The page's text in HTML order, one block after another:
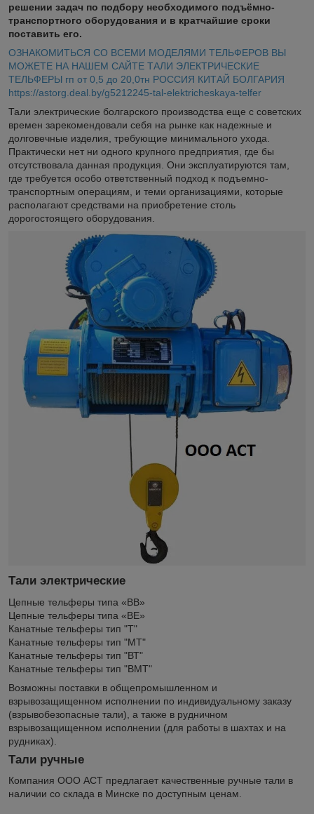
решении задач по подбору необходимого подъёмно-
транспортного оборудования и в кратчайшие сроки
поставить его.
ОЗНАКОМИТЬСЯ СО ВСЕМИ МОДЕЛЯМИ ТЕЛЬФЕРОВ ВЫ
МОЖЕТЕ НА НАШЕМ САЙТЕ ТАЛИ ЭЛЕКТРИЧЕСКИЕ
ТЕЛЬФЕРЫ гп от 0,5 до 20,0тн РОССИЯ КИТАЙ БОЛГАРИЯ
https://astorg.deal.by/g5212245-tal-elektricheskaya-telfer
Тали электрические болгарского производства еще с советских
времен зарекомендовали себя на рынке как надежные и
долговечные изделия, требующие минимального ухода.
Практически нет ни одного крупного предприятия, где бы
отсутствовала данная продукция. Они эксплуатируются там,
где требуется особо ответственный подход к подъемно-
транспортным операциям, и теми организациями, которые
располагают средствами на приобретение столь
дорогостоящего оборудования.
Тали электрические
Цепные тельферы типа «ВВ»
Цепные тельферы типа «ВE»
Канатные тельферы тип "Т"
Канатные тельферы тип "МТ"
Канатные тельферы тип "ВТ"
Канатные тельферы тип "ВМТ"
Возможны поставки в общепромышленном и
взрывозащищенном исполнении по индивидуальному заказу
(взрывобезопасные тали), а также в рудничном
взрывозащищенном исполнении (для работы в шахтах и на
рудниках).
Тали ручные
Компания ООО АСТ предлагает качественные ручные тали в
наличии со склада в Минске по доступным ценам.